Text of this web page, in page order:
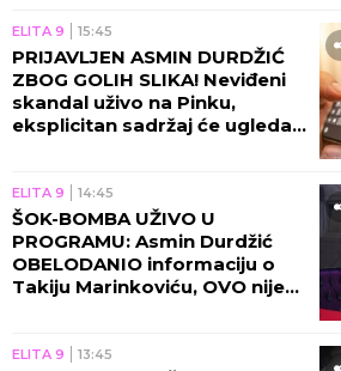
ELITA 9 15:45
PRIJAVLJEN ASMIN DURDŽIĆ
ZBOG GOLIH SLIKA! Neviđeni
skandal uživo na Pinku,
eksplicitan sadržaj će ugledati
ELITA 9 14:45
ŠOK-BOMBA UŽIVO U
PROGRAMU: Asmin Durdžić
OBELODANIO informaciju o
Takiju Marinkoviću, OVO nije
ELITA 9 13:45